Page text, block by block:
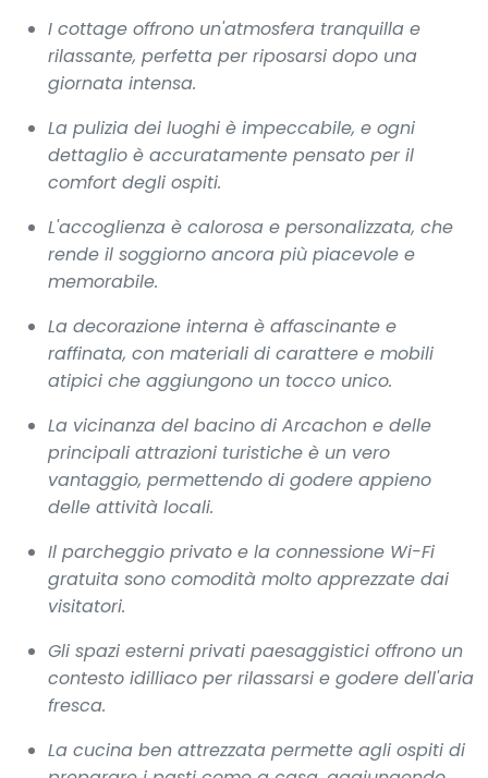
I cottage offrono un'atmosfera tranquilla e
rilassante, perfetta per riposarsi dopo una
giornata intensa.
La pulizia dei luoghi è impeccabile, e ogni
dettaglio è accuratamente pensato per il
comfort degli ospiti.
L'accoglienza è calorosa e personalizzata, che
rende il soggiorno ancora più piacevole e
memorabile.
La decorazione interna è affascinante e
raffinata, con materiali di carattere e mobili
atipici che aggiungono un tocco unico.
La vicinanza del bacino di Arcachon e delle
principali attrazioni turistiche è un vero
vantaggio, permettendo di godere appieno
delle attività locali.
Il parcheggio privato e la connessione Wi-Fi
gratuita sono comodità molto apprezzate dai
visitatori.
Gli spazi esterni privati paesaggistici offrono un
contesto idilliaco per rilassarsi e godere dell'aria
fresca.
La cucina ben attrezzata permette agli ospiti di